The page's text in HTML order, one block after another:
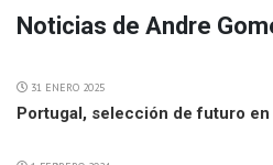
Noticias de Andre
31 ENERO 2025
Portugal, selección de futuro